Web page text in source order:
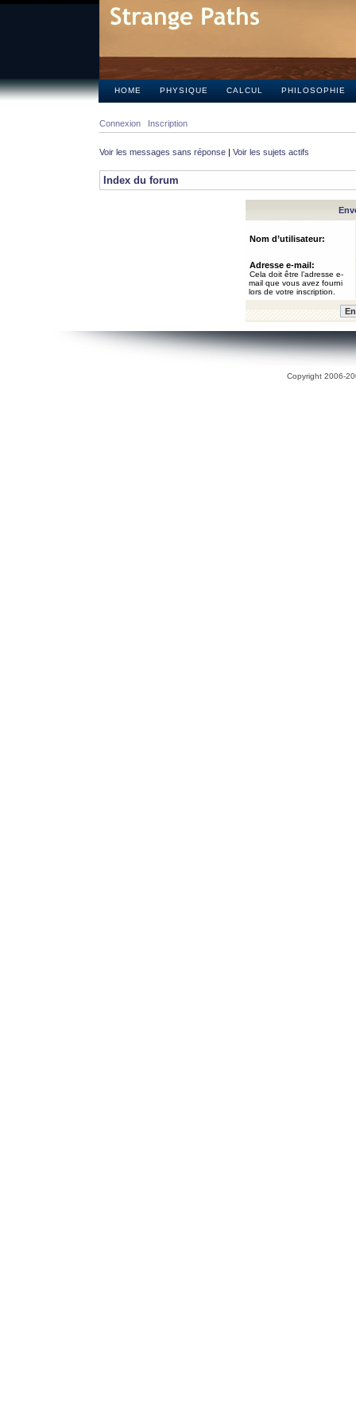
HOME PHYSIQUE CALCUL PHILOSOPHIE
Connexion Inscription
Voir les messages sans réponse | Voir les sujets actifs
Index du forum
Nom d’utilisateur:
Adresse e-mail:
Cela doit être l’adresse e-
mail que vous avez fourni
lors de votre inscription.
Copyright 2006-